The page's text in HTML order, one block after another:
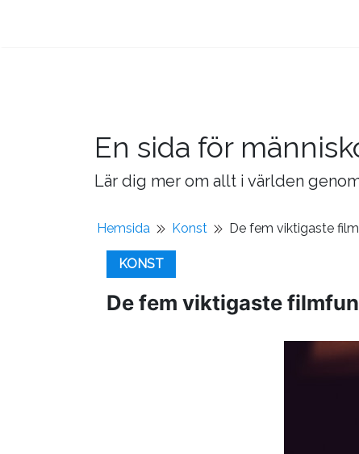
En sida för
Lär dig mer om allt i världen
Hemsida Konst De fem viktigaste
KONST
De fem viktigaste